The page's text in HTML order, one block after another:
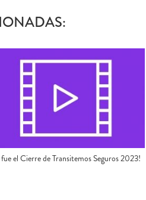
fue el Cierre de Transitemos Seguros 2023!